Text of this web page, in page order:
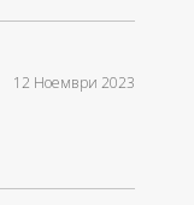
12 Ноември 2023